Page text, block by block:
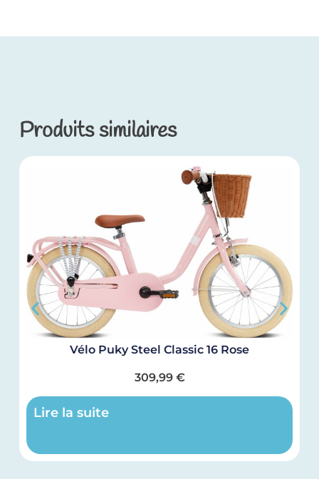
Produits similaires
Vélo Puky Steel Classic 16 Rose
309,99 €
Lire la suite